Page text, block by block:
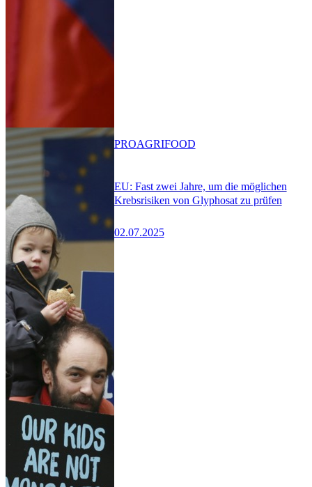
EU: Fast zwei Jahre, um die möglichen
Krebsrisiken von Glyphosat zu prüfen
02.07.2025
PROAGRIFOOD